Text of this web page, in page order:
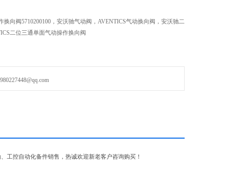
换向阀5710200100，安沃驰气动阀，AVENTICS气动换向阀，安沃驰二
二位三通单面气动操作换向阀
工控自动化备件销售，热诚欢迎新老客户咨询购买！